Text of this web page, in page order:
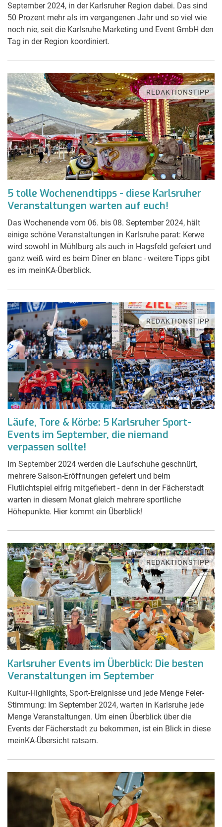
September 2024, in der Karlsruher Region dabei. Das sind
50 Prozent mehr als im vergangenen Jahr und so viel wie
noch nie, seit die Karlsruhe Marketing und Event GmbH den
Tag in der Region koordiniert.
REDAKTIONSTIPP
5 tolle Wochenendtipps - diese Karlsruher
Veranstaltungen warten auf euch!
Das Wochenende vom 06. bis 08. September 2024, hält
einige schöne Veranstaltungen in Karlsruhe parat: Kerwe
wird sowohl in Mühlburg als auch in Hagsfeld gefeiert und
ganz weiß wird es beim Dîner en blanc - weitere Tipps gibt
es im meinKA-Überblick.
REDAKTIONSTIPP
Läufe, Tore & Körbe: 5 Karlsruher Sport-
Events im September, die niemand
verpassen sollte!
Im September 2024 werden die Laufschuhe geschnürt,
mehrere Saison-Eröffnungen gefeiert und beim
Flutlichtspiel eifrig mitgefiebert - denn in der Fächerstadt
warten in diesem Monat gleich mehrere sportliche
Höhepunkte. Hier kommt ein Überblick!
REDAKTIONSTIPP
Karlsruher Events im Überblick: Die besten
Veranstaltungen im September
Kultur-Highlights, Sport-Ereignisse und jede Menge Feier-
Stimmung: Im September 2024, warten in Karlsruhe jede
Menge Veranstaltungen. Um einen Überblick über die
Events der Fächerstadt zu bekommen, ist ein Blick in diese
meinKA-Übersicht ratsam.